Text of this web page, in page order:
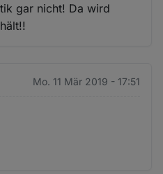
gar nicht! Da wird
Mo. 11 Mär 2019 - 17:51